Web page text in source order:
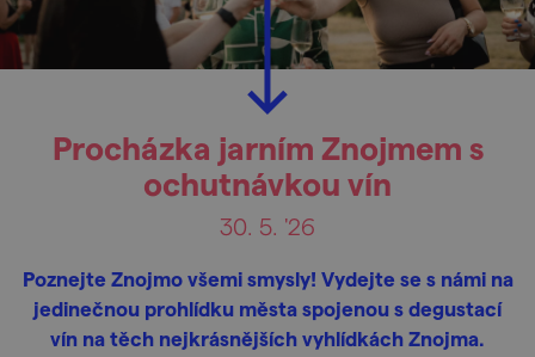
Procházka jarním Znojmem s
ochutnávkou vín
30. 5. '26
Poznejte Znojmo všemi smysly! Vydejte se s námi na
jedinečnou prohlídku města spojenou s degustací
vín na těch nejkrásnějších vyhlídkách Znojma.